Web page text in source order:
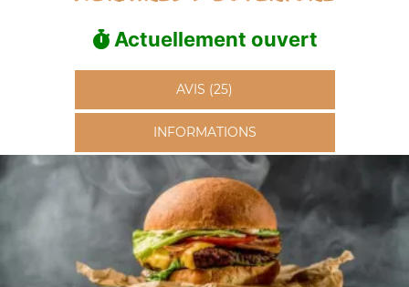
Actuellement ouvert
AVIS (25)
INFORMATIONS